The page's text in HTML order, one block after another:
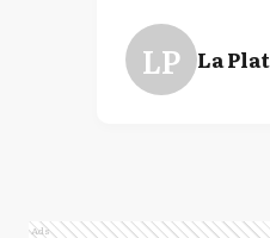
LP La
Ads